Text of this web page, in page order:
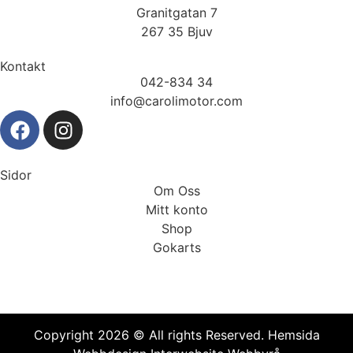
Granitgatan 7
267 35 Bjuv
Kontakt
042-834 34
info@carolimotor.com
Sidor
Om Oss
Mitt konto
Shop
Gokarts
Copyright 2026 © All rights Reserved. Hemsida